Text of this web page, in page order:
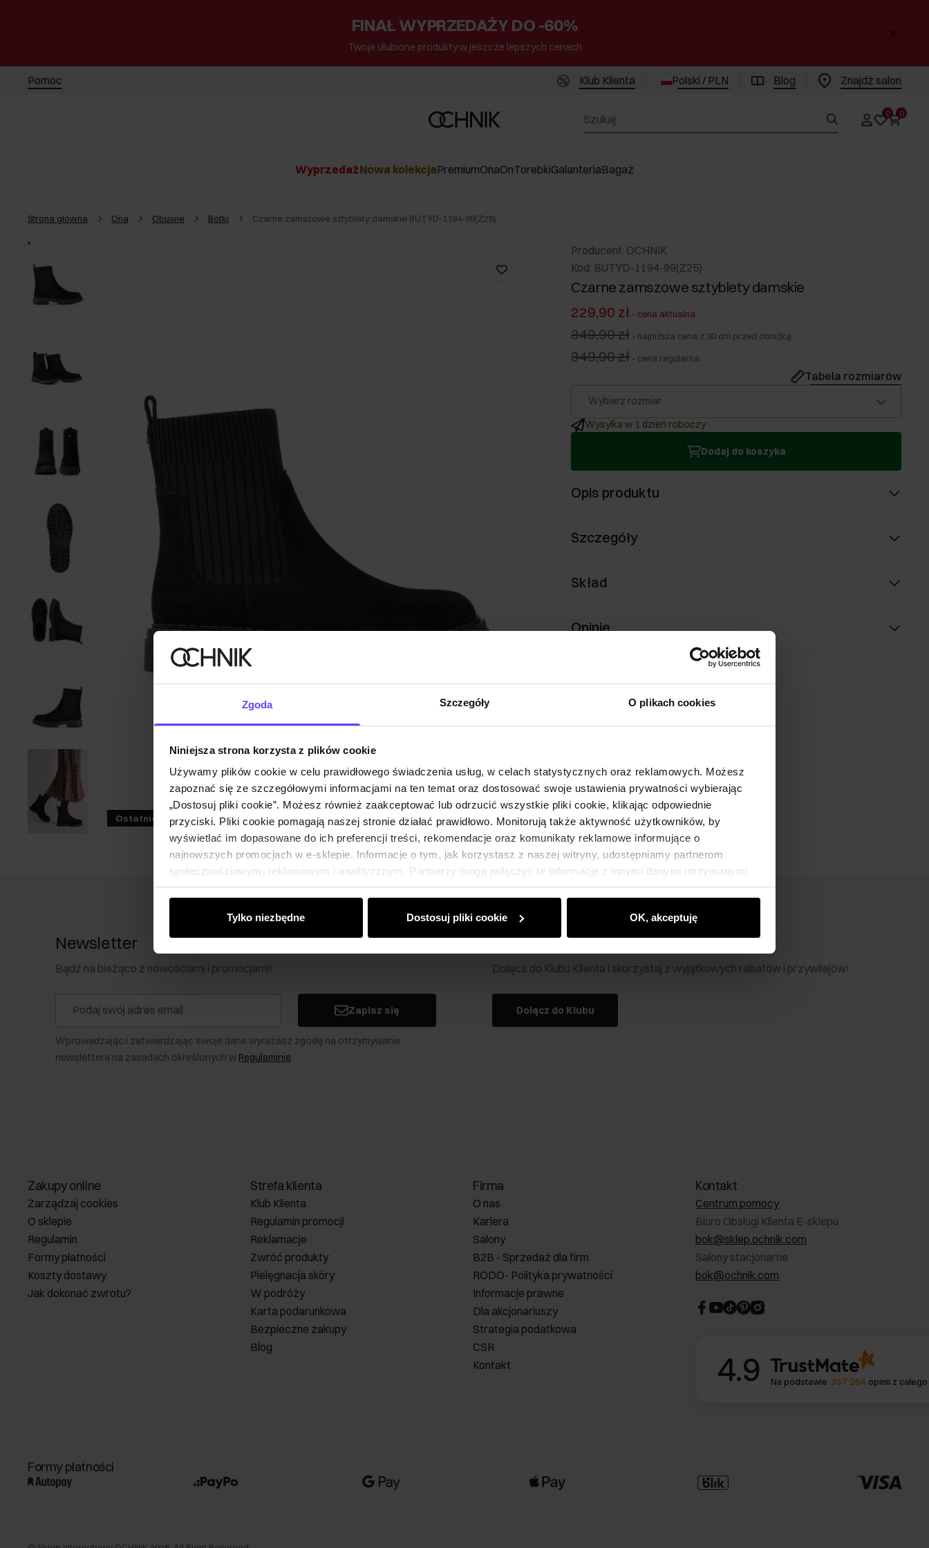
Zgoda Szczegóły O plikach cookies
Niniejsza strona korzysta z plików cookie
Używamy plików cookie w celu prawidłowego świadczenia usług, w celach statystycznych oraz reklamowych. Możesz
zapoznać się ze szczegółowymi informacjami na ten temat oraz dostosować swoje ustawienia prywatności wybierając
„Dostosuj pliki cookie”. Możesz również zaakceptować lub odrzucić wszystkie pliki cookie, klikając odpowiednie
przyciski. Pliki cookie pomagają naszej stronie działać prawidłowo. Monitorują także aktywność użytkowników, by
wyświetlać im dopasowane do ich preferencji treści, rekomendacje oraz komunikaty reklamowe informujące o
najnowszych promocjach w e-sklepie. Informacje o tym, jak korzystasz z naszej witryny, udostępniamy partnerom
społecznościowym, reklamowym i analitycznym. Partnerzy mogą połączyć te informacje z innymi danymi otrzymanymi
od Ciebie lub uzyskanymi podczas korzystania z ich usług.
Tylko niezbędne Dostosuj pliki cookie OK, akceptuję
FINAŁ WYPRZEDAŻY DO -60%
Twoje ulubione produkty w jeszcze lepszych cenach
Pomoc Klub Klienta Polski / PLN Blog Znajdż salon
0 0
WyprzedażNowa kolekcjaPremiumOnaOnTorebkiGalanteriaBagaż
Strona główna Ona Obuwie Botki Czarne zamszowe sztyblety damskie BUTYD-1194-99(Z25)
Ostatnie sztuki
Producent: OCHNIK
Kod: BUTYD-1194-99(Z25)
Czarne zamszowe sztyblety damskie
229,90 zł - cena aktualna
349,90 zł - najniższa cena z 30 dni przed obniżką
349,90 zł - cena regularna
Tabela rozmiarów
Wybierz rozmiar
Wysyłka w 1 dzień roboczy
Dodaj do koszyka
Opis produktu
Szczegóły
Skład
Opinie
Newsletter
Bądź na bieżąco z nowościami i promocjami!
Zapisz się
Wprowadzając i zatwierdzając swoje dane wyrażasz zgodę na otrzymywanie
newslettera na zasadach określonych w Regulaminie.
Klub Klienta Ochnik
Dołącz do Klubu Klienta i skorzystaj z wyjątkowych rabatów i przywilejów!
Dołącz do Klubu
Zakupy online
Zarządzaj cookies
O sklepie
Regulamin
Formy płatności
Koszty dostawy
Jak dokonać zwrotu?
Strefa klienta
Klub Klienta
Regulamin promocji
Reklamacje
Zwróć produkty
Pielęgnacja skóry
W podróży
Karta podarunkowa
Bezpieczne zakupy
Blog
Firma
O nas
Kariera
Salony
B2B - Sprzedaż dla firm
RODO- Polityka prywatności
Informacje prawne
Dla akcjonariuszy
Strategia podatkowa
CSR
Kontakt
Kontakt
Centrum pomocy
Biuro Obsługi Klienta E-sklepu
bok@sklep.ochnik.com
Salony stacjonarne
bok@ochnik.com
4.9 Na podstawie 357 264 opinii z
Formy płatności